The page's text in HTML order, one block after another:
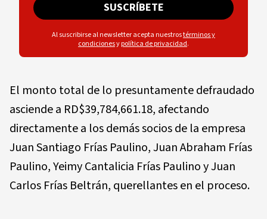
SUSCRÍBETE
Al suscribirse al newsletter acepta nuestrostérminos y
condicionesypolítica de privacidad.
El monto total de lo presuntamente defraudado
asciende a RD$39,784,661.18, afectando
directamente a los demás socios de la empresa
Juan Santiago Frías Paulino, Juan Abraham Frías
Paulino, Yeimy Cantalicia Frías Paulino y Juan
Carlos Frías Beltrán, querellantes en el proceso.